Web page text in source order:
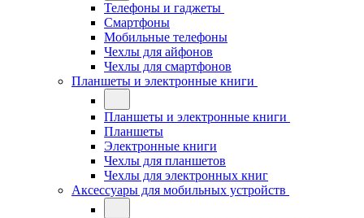
Телефоны и гаджеты
Смартфоны
Мобильные телефоны
Чехлы для айфонов
Чехлы для смартфонов
Планшеты и электронные книги
Планшеты и электронные книги
Планшеты
Электронные книги
Чехлы для планшетов
Чехлы для электронных книг
Аксессуары для мобильных устройств